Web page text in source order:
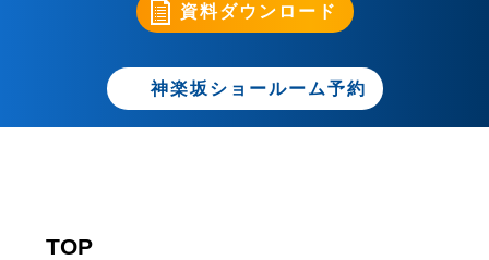
資料ダウンロード
神楽坂ショールーム予約
TOP